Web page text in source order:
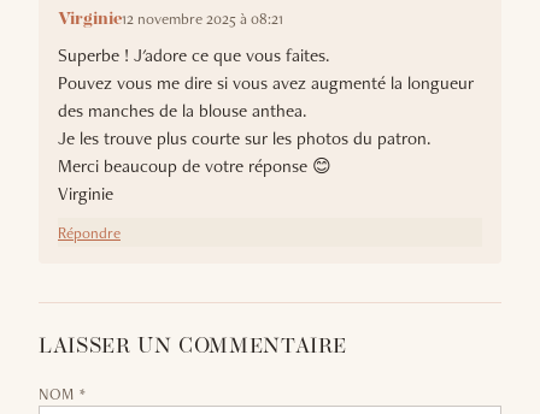
Virginie12 novembre 2025 à 08:21
Superbe ! J'adore ce que vous faites.
Pouvez vous me dire si vous avez augmenté la longueur
des manches de la blouse anthea.
Je les trouve plus courte sur les photos du patron.
Merci beaucoup de votre réponse 😊
Virginie
Répondre
LAISSER UN COMMENTAIRE
NOM *